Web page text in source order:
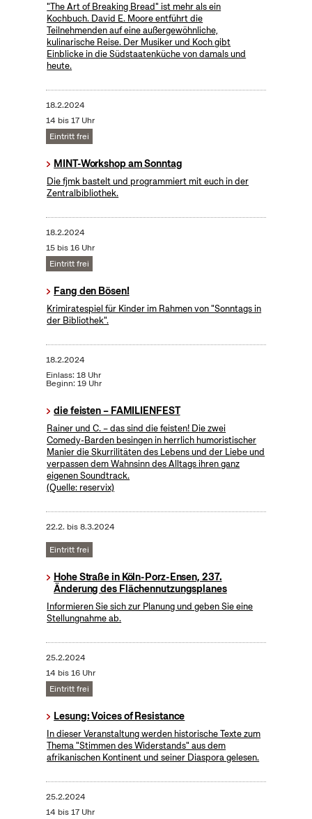
"The Art of Breaking Bread" ist mehr als ein
Kochbuch. David E. Moore entführt die
Teilnehmenden auf eine außergewöhnliche,
kulinarische Reise. Der Musiker und Koch gibt
Einblicke in die Südstaatenküche von damals und
heute.
18.2.2024
14 bis 17 Uhr
Eintritt frei
MINT-Workshop am Sonntag
Die fjmk bastelt und programmiert mit euch in der
Zentralbibliothek.
18.2.2024
15 bis 16 Uhr
Eintritt frei
Fang den Bösen!
Krimiratespiel für Kinder im Rahmen von "Sonntags in
der Bibliothek".
18.2.2024
Einlass: 18 Uhr
Beginn: 19 Uhr
die feisten – FAMILIENFEST
Rainer und C. – das sind die feisten! Die zwei
Comedy-Barden besingen in herrlich humoristischer
Manier die Skurrilitäten des Lebens und der Liebe und
verpassen dem Wahnsinn des Alltags ihren ganz
eigenen Soundtrack.
(Quelle: reservix)
22.2. bis8.3.2024
Eintritt frei
Hohe Straße in Köln-Porz-Ensen, 237.
Änderung des Flächennutzungsplanes
Informieren Sie sich zur Planung und geben Sie eine
Stellungnahme ab.
25.2.2024
14 bis 16 Uhr
Eintritt frei
Lesung: Voices of Resistance
In dieser Veranstaltung werden historische Texte zum
Thema "Stimmen des Widerstands" aus dem
afrikanischen Kontinent und seiner Diaspora gelesen.
25.2.2024
14 bis 17 Uhr